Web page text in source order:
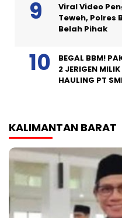
Viral Video
Teweh, Polres
Belah Pihak
BEGAL BBM!
2 JERIGEN
HAULING PT
KALIMANTAN BARAT